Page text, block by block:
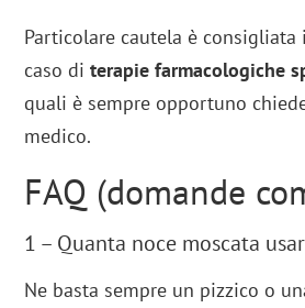
Particolare cautela è
caso diterapie farmacologiche
quali è sempre opportuno
medico.
FAQ (domande
1 – Quanta noce moscata
Ne basta sempre un pizzico o